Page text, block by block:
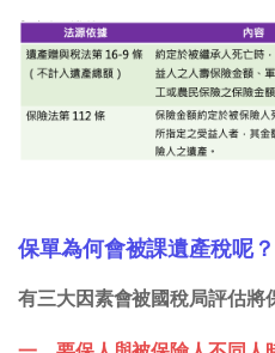
保單為何會被課遺產稅呢？
有三大因素會被國稅局評估將